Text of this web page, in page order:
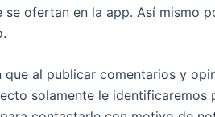
ofertan en la app. Así mismo
que al publicar comentarios y
solamente le identificaremos